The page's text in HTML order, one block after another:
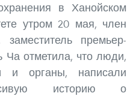
в Ханойском
утром 20 мая, член
премьер-
Ча отметила, что люди,
и органы, написали
историю о